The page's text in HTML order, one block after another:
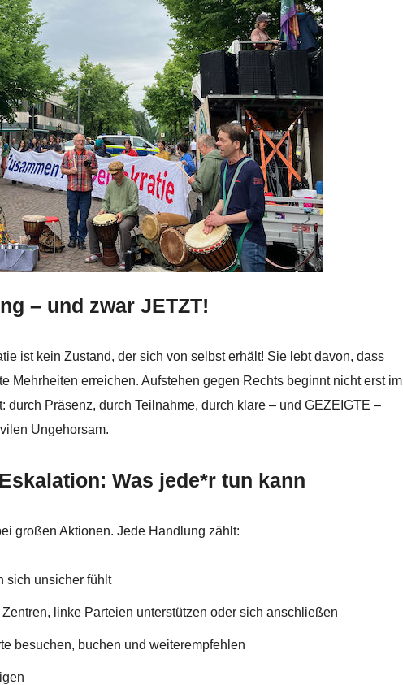
– und zwar JETZT!
ist kein Zustand, der sich von selbst erhält! Sie lebt davon, dass
Mehrheiten erreichen. Aufstehen gegen Rechts beginnt nicht erst im
Präsenz, durch Teilnahme, durch klare – und GEZEIGTE –
Ungehorsam.
Was jede*r tun kann
großen Aktionen. Jede Handlung zählt:
sich unsicher fühlt
linke Parteien unterstützen oder sich anschließen
besuchen, buchen und weiterempfehlen